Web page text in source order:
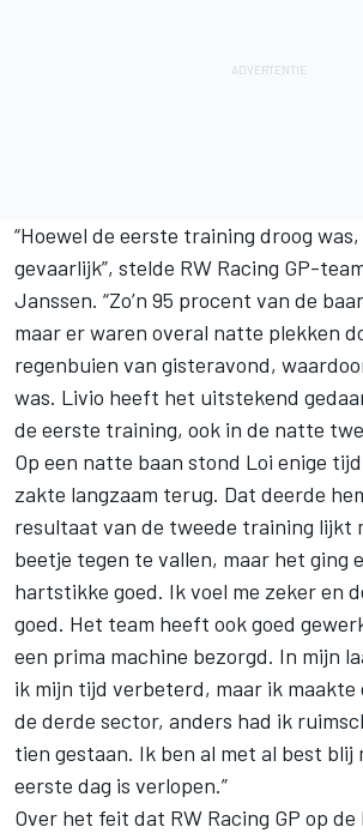
“Hoewel de eerste training droog
gevaarlijk”, stelde RW Racing GP-
Janssen. “Zo’n 95 procent van de
maar er waren overal natte plekken
regenbuien van gisteravond,
was. Livio heeft het uitstekend
de eerste training, ook in de natte
Op een natte baan stond Loi enige
zakte langzaam terug. Dat deerde
resultaat van de tweede training lijkt
beetje tegen te vallen, maar het ging
hartstikke goed. Ik voel me zeker en
goed. Het team heeft ook goed
een prima machine bezorgd. In mijn
ik mijn tijd verbeterd, maar ik maakte
de derde sector, anders had ik
tien gestaan. Ik ben al met al best blij
eerste dag is verlopen.”
Over het feit dat RW Racing GP op